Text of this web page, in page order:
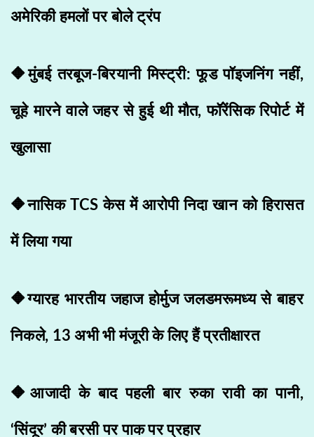
अमेरिकी हमलों पर बोले ट्रंप
🔶​​​मुंबई तरबूज-बिरयानी मिस्ट्री: फूड पॉइजनिंग नहीं,
चूहे मारने वाले जहर से हुई थी मौत, फॉरेंसिक रिपोर्ट में
खुलासा
🔶​​नासिक TCS केस में आरोपी निदा खान को हिरासत
में लिया गया
🔶ग्यारह भारतीय जहाज होर्मुज जलडमरूमध्य से बाहर
निकले, 13 अभी भी मंजूरी के लिए हैं प्रतीक्षारत
🔶आजादी के बाद पहली बार रुका रावी का पानी,
‘सिंदूर’ की बरसी पर पाक पर प्रहार